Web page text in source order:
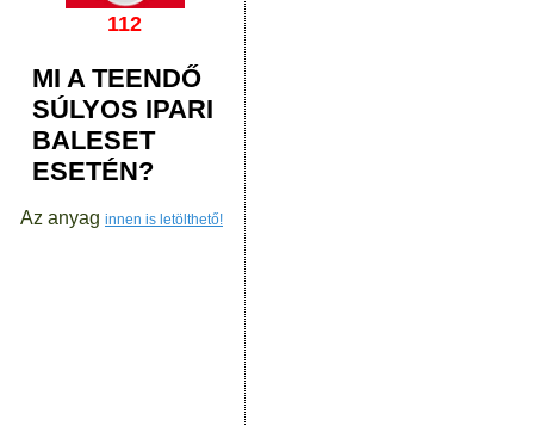
112
MI A TEENDŐ
SÚLYOS IPARI
BALESET
ESETÉN?
Az anyag innen is letölthető!